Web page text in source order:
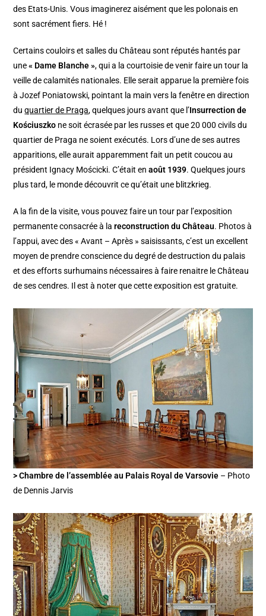
des Etats-Unis. Vous imaginerez aisément que les polonais en
sont sacrément fiers. Hé !
Certains couloirs et salles du Château sont réputés hantés par
une« Dame Blanche », qui a la courtoisie de venir faire un tour la
veille de calamités nationales. Elle serait apparue la première fois
à Jozef Poniatowski, pointant la main vers la fenêtre en direction
duquartier de Praga, quelques jours avant que l’Insurrection de
Kościuszko ne soit écrasée par les russes et que 20 000 civils du
quartier de Praga ne soient exécutés. Lors d’une de ses autres
apparitions, elle aurait apparemment fait un petit coucou au
président Ignacy Mościcki. C’était enaoût 1939. Quelques jours
plus tard, le monde découvrit ce qu’était une blitzkrieg.
A la fin de la visite, vous pouvez faire un tour par l’exposition
permanente consacrée à lareconstruction du Château. Photos à
l’appui, avec des « Avant – Après » saisissants, c’est un excellent
moyen de prendre conscience du degré de destruction du palais
et des efforts surhumains nécessaires à faire renaitre le Château
de ses cendres. Il est à noter que cette exposition est gratuite.
> Chambre de l’assemblée au Palais Royal de Varsovie – Photo
de Dennis Jarvis